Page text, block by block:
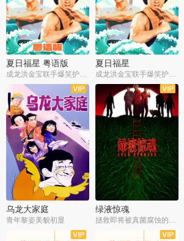
夏日福星 粤语版
成龙洪金宝联手爆笑护美女
夏日福星
成龙洪金宝联手爆笑护美女
乌龙大家庭
青年黎姿美貌初显
绿液惊魂
拯救即将被真菌腐蚀的世界